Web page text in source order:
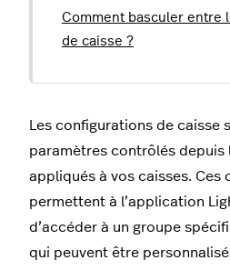
Comment basculer entre
de caisse ?
Les configurations de caisse
paramètres contrôlés
appliqués à vos caisses. Ces
permettent à l’application
d’accéder à un groupe
qui peuvent être